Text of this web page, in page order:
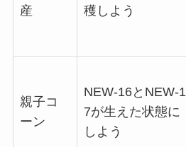
産
穫しよう
親子コ
ーン
NEW-16とNEW-1
7が生えた状態に
しよう